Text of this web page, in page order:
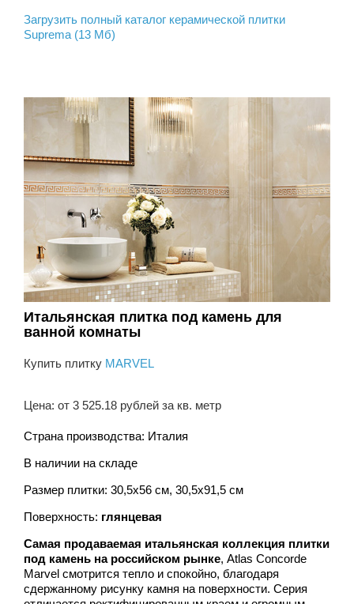
Загрузить полный каталог керамической плитки
Suprema (13 Мб)
Итальянская плитка под камень для
ванной комнаты
Купить плитку MARVEL
Цена: от 3 525.18 рублей за кв. метр
Страна производства: Италия
В наличии на складе
Размер плитки: 30,5x56 см, 30,5x91,5 см
Поверхность: глянцевая
Самая продаваемая итальянская коллекция плитки
под камень на российском рынке, Atlas Concorde
Marvel смотрится тепло и спокойно, благодаря
сдержанному рисунку камня на поверхности. Серия